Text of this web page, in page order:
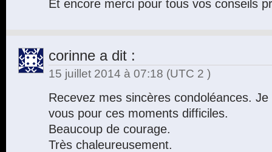
Et encore merci pour tous vos conseils
corinne a dit :
15 juillet 2014 à 07:18 (UTC 2 )
Recevez mes sincères condoléances.
vous pour ces moments difficiles.
Beaucoup de courage.
Très chaleureusement.